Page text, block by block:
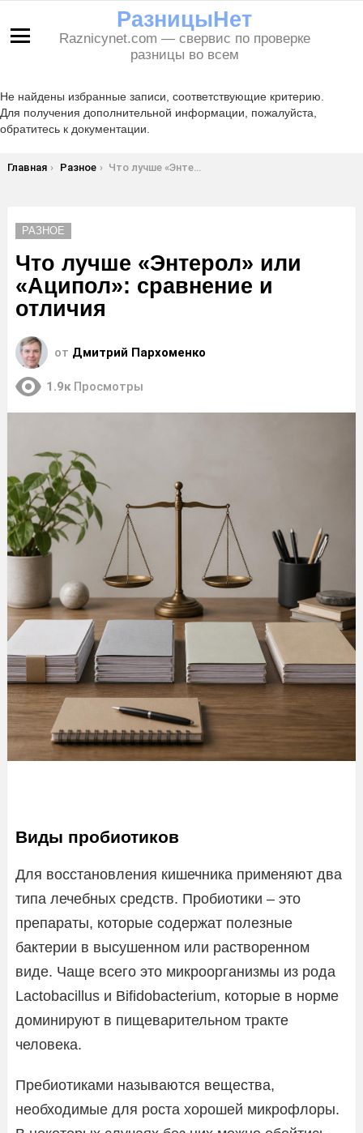
РазницыНет
Raznicynet.com — свервис по проверке
разницы во всем
Не найдены избранные записи, соответствующие критерию.
Для получения дополнительной информации, пожалуйста,
обратитесь к документации.
Вы здесь:
Главная Разное Что лучше «Энтерол» или «Аципол»: сравнение и отличия
РАЗНОЕ
Что лучше «Энтерол» или
«Аципол»: сравнение и
отличия
от Дмитрий Пархоменко
1.9к Просмотры
Виды пробиотиков
Для восстановления кишечника применяют два
типа лечебных средств. Пробиотики – это
препараты, которые содержат полезные
бактерии в высушенном или растворенном
виде. Чаще всего это микроорганизмы из рода
Lactobacillus и Bifidobacterium, которые в норме
доминируют в пищеварительном тракте
человека.
Пребиотиками называются вещества,
необходимые для роста хорошей микрофлоры.